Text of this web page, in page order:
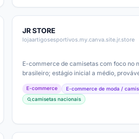
JR STORE
lojaartigosesportivos.my.canva.site.jr.store
E-commerce de camisetas com foco no
brasileiro; estágio inicial a médio,
de tráfego orgânico e redes sociais;…
E-commerce
E-commerce de moda /
camisetas nacionais